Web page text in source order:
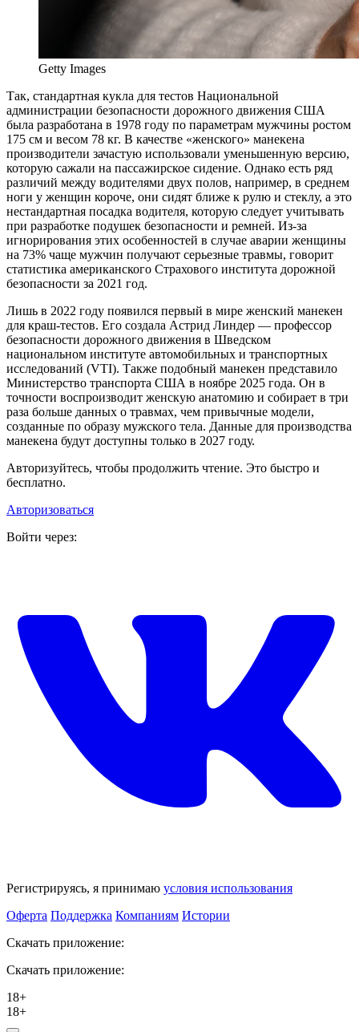
Getty Images
Так, стандартная кукла для тестов Национальной
администрации безопасности дорожного движения США
была разработана в 1978 году по параметрам мужчины ростом
175 см и весом 78 кг. В качестве «женского» манекена
производители зачастую использовали уменьшенную версию,
которую сажали на пассажирское сидение. Однако есть ряд
различий между водителями двух полов, например, в среднем
ноги у женщин короче, они сидят ближе к рулю и стеклу, а это
нестандартная посадка водителя, которую следует учитывать
при разработке подушек безопасности и ремней. Из-за
игнорирования этих особенностей в случае аварии женщины
на 73% чаще мужчин получают серьезные травмы, говорит
статистика американского Страхового института дорожной
безопасности за 2021 год.
Лишь в 2022 году появился первый в мире женский манекен
для краш-тестов. Его создала Астрид Линдер — профессор
безопасности дорожного движения в Шведском
национальном институте автомобильных и транспортных
исследований (VTI). Также подобный манекен представило
Министерство транспорта США в ноябре 2025 года. Он в
точности воспроизводит женскую анатомию и собирает в три
раза больше данных о травмах, чем привычные модели,
созданные по образу мужского тела. Данные для производства
манекена будут доступны только в 2027 году.
Авторизуйтесь, чтобы продолжить чтение. Это быстро и
бесплатно.
Авторизоваться
Войти через:
Регистрируясь, я принимаю условия использования
Оферта Поддержка Компаниям Истории
Скачать приложение:
Скачать приложение:
18+
18+